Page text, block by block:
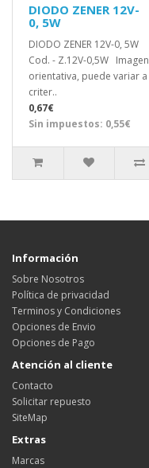
DIODO ZENER 12V-
0, 5W
DIODO ZENER 12V-0, 5W
Cod. - Z.12V-0,5W Imagen
orientativa, puede variar a
criter..
0,67€
Sin impuestos: 0,55€
Información
Sobre Nosotros
Política de privacidad
Terminos y Condiciones
Opciones de Envio
Opciones de Pago
Atención al cliente
Contacto
Solicitar repuesto
SiteMap
Extras
Marcas